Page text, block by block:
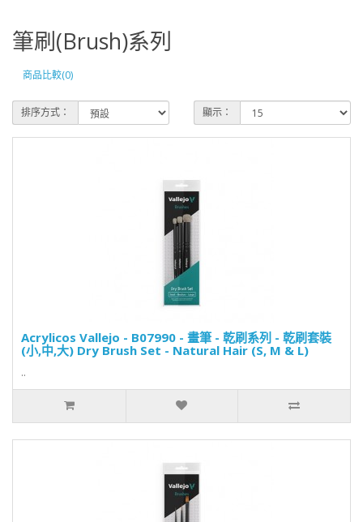
筆刷(Brush)系列
商品比較(0)
排序方式： 顯示：
Acrylicos Vallejo - B07990 - 畫筆 - 乾刷系列 - 乾刷套裝
(小,中,大) Dry Brush Set - Natural Hair (S, M & L)
..